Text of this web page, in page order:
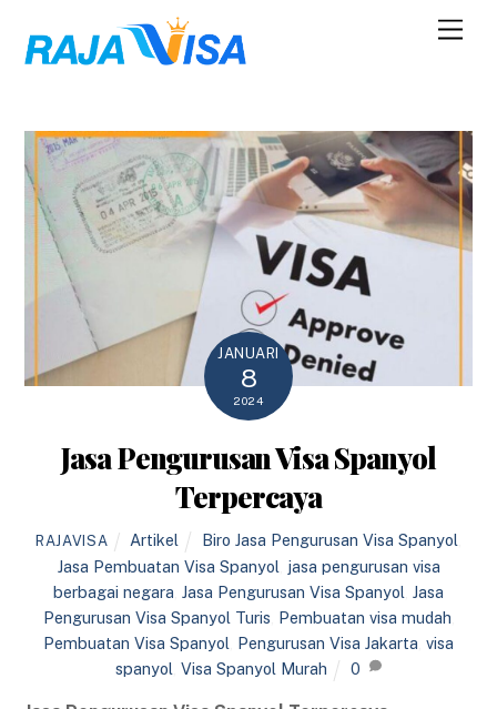
content
JANUARI
8
2024
Jasa Pengurusan Visa Spanyol
Terpercaya
RAJAVISA Artikel Biro Jasa Pengurusan Visa Spanyol
Jasa Pembuatan Visa Spanyol jasa pengurusan visa
berbagai negara Jasa Pengurusan Visa Spanyol Jasa
Pengurusan Visa Spanyol Turis Pembuatan visa mudah
Pembuatan Visa Spanyol Pengurusan Visa Jakarta visa
spanyol Visa Spanyol Murah 0